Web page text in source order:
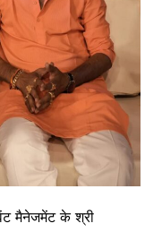
मैनेजमेंट के श्री